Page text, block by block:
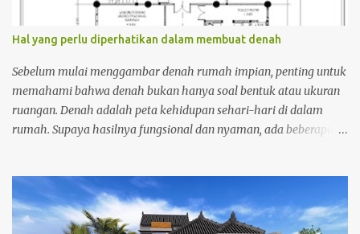
KLIK IM NOT ROBOT 5. DOWNLOAD FILE YANG DIINGINKAN
_____________________________
Hal yang perlu diperhatikan dalam membuat denah
Sebelum mulai menggambar denah rumah impian, penting untuk
memahami bahwa denah bukan hanya soal bentuk atau ukuran
ruangan. Denah adalah peta kehidupan sehari-hari di dalam
rumah. Supaya hasilnya fungsional dan nyaman, ada beberapa
Membuat denah rumah bukan sekadar menggambar bentuk
ruang di atas kertas. Denah adalah dasar dari seluruh proses
perancangan bangunan, yang menentukan kenyamanan,